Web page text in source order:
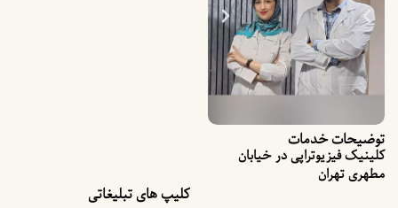
توضیحات خدمات
کلینیک فیزیوتراپی در خیابان
مطهری تهران
کلیپ های تبلیغاتی